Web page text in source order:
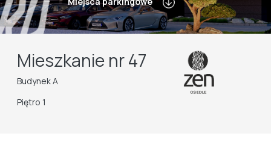
Mieszkanie nr 47
Budynek A
Piętro 1